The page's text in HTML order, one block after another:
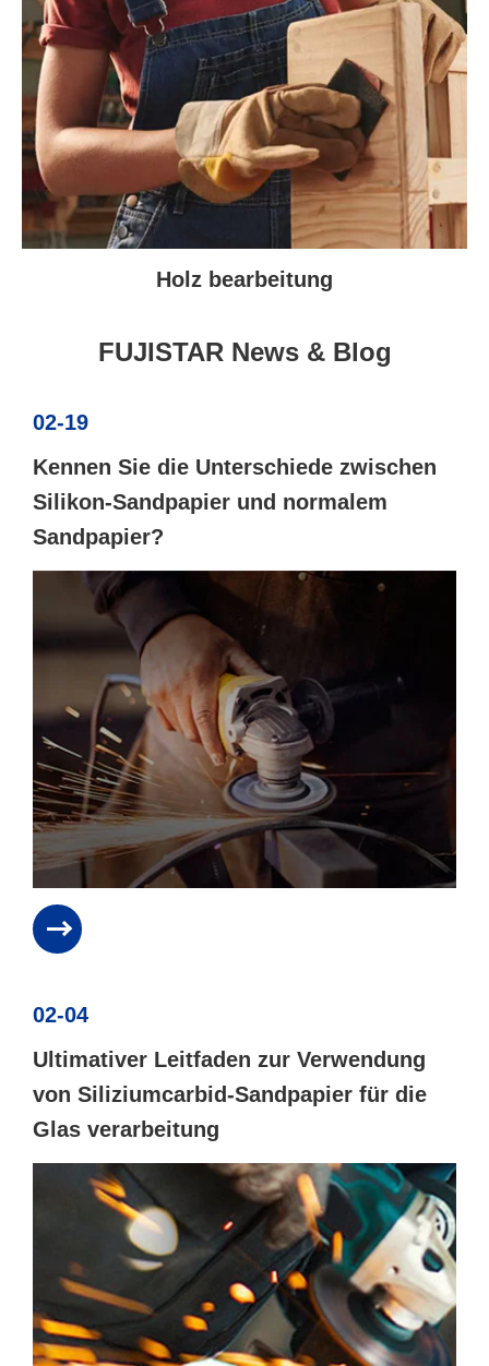
Holz bearbeitung
FUJISTAR News & Blog
02-19
Kennen Sie die Unterschiede zwischen
Silikon-Sandpapier und normalem
Sandpapier?
02-04
Ultimativer Leitfaden zur Verwendung
von Siliziumcarbid-Sandpapier für die
Glas verarbeitung